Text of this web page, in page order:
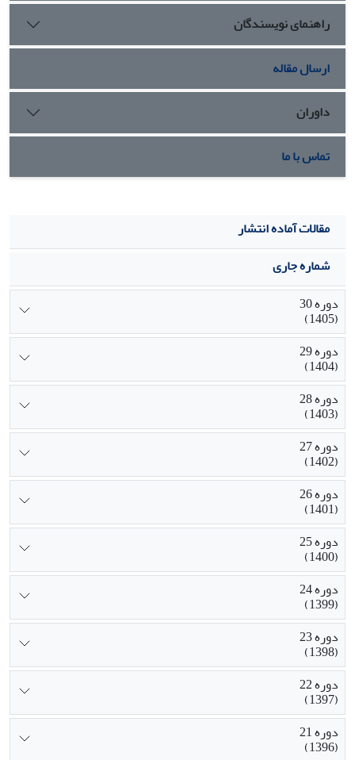
راهنمای نویسندگان
ارسال مقاله
داوران
تماس با ما
مقالات آماده انتشار
شماره جاری
دوره 30
(1405)
دوره 29
(1404)
دوره 28
(1403)
دوره 27
(1402)
دوره 26
(1401)
دوره 25
(1400)
دوره 24
(1399)
دوره 23
(1398)
دوره 22
(1397)
دوره 21
(1396)